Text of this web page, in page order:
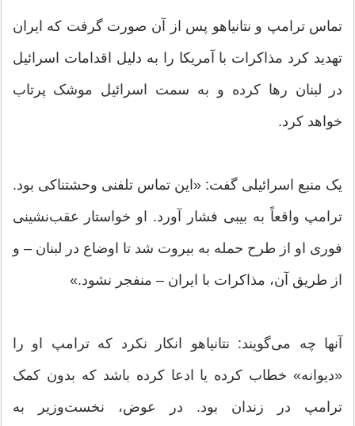
تماس ترامپ و نتانیاهو پس از آن صورت گرفت که ایران
تهدید کرد مذاکرات با آمریکا را به دلیل اقدامات اسرائیل
در لبنان رها کرده و به سمت اسرائیل موشک پرتاب
خواهد کرد.
یک منبع اسرائیلی گفت: «این تماس تلفنی وحشتناکی بود.
ترامپ واقعاً به بیبی فشار آورد. او خواستار عقب‌نشینی
فوری او از طرح حمله به بیروت شد تا اوضاع در لبنان – و
از طریق آن، مذاکرات با ایران – منفجر نشود.»
آنها چه می‌گویند: نتانیاهو انکار نکرد که ترامپ او را
«دیوانه» خطاب کرده یا ادعا کرده باشد که بدون کمک
ترامپ در زندان بود. در عوض، نخست‌وزیر به